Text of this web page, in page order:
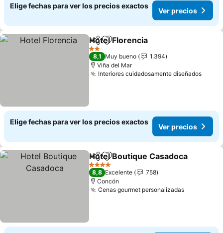
Elige fechas para ver los precios exactos
Ver precios
CompartirAgregar a favoritos
Hotel Florencia
2 Estrellas
8,1 Muy bueno
1.394
Viña del Mar
Interiores cuidadosamente diseñadosVer
Elige fechas para ver los precios exactos
Ver precios
CompartirAgregar a favoritos
Hotel Boutique Casadoca
4 Estrellas
8,8 Excelente
758
Concón
Cenas gourmet personalizadasVer